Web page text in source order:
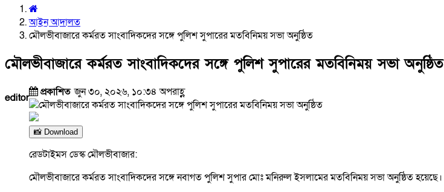
আইন আদালত
মৌলভীবাজারে কর্মরত সাংবাদিকদের সঙ্গে পুলিশ সুপারের মতবিনিময় সভা অনুষ্ঠিত
মৌলভীবাজারে কর্মরত সাংবাদিকদের সঙ্গে পুলিশ সুপারের মতবিনিময় সভা অনুষ্ঠিত
editor প্রকাশিতজুন ৩০, ২০২৬, ১০:৩৪ অপরাহ্ণ
📸 Download
রেডটাইমস ডেস্ক মৌলভীবাজার:
মৌলভীবাজারে কর্মরত সাংবাদিকদের সঙ্গে নবাগত পুলিশ সুপার মোঃ মনিরুল ইসলামের মতবিনিময় সভা অনুষ্ঠিত হয়েছে।